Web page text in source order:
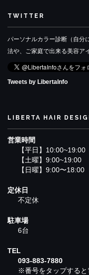
TWITTER
パーソナルカラー診断（自分
法や、ご家庭で出来る美容ア
Tweets by LibertaInfo
LIBERTA HAIR
営業時間
【平日】10:00~19:00
【土曜】9:00~19:00
【日曜】9:00〜18:00
定休日
不定休
駐車場
6台
TEL
093-883-7880
※番号をタップすると